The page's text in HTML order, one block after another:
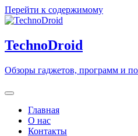
Перейти к содержимому
TechnoDroid
Обзоры гаджетов, программ и
Главная
О нас
Контакты